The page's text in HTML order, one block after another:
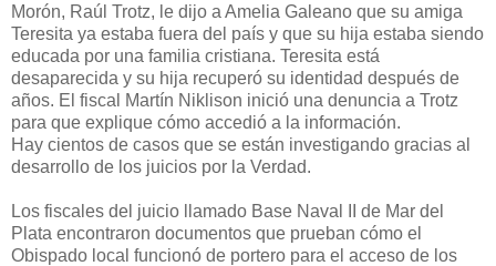
Morón, Raúl Trotz, le dijo a Amelia Galeano que su amiga
Teresita ya estaba fuera del país y que su hija estaba siendo
educada por una familia cristiana. Teresita está
desaparecida y su hija recuperó su identidad después de
años. El fiscal Martín Niklison inició una denuncia a Trotz
para que explique cómo accedió a la información.
Hay cientos de casos que se están investigando gracias al
desarrollo de los juicios por la Verdad.
Los fiscales del juicio llamado Base Naval II de Mar del
Plata encontraron documentos que prueban cómo el
Obispado local funcionó de portero para el acceso de los